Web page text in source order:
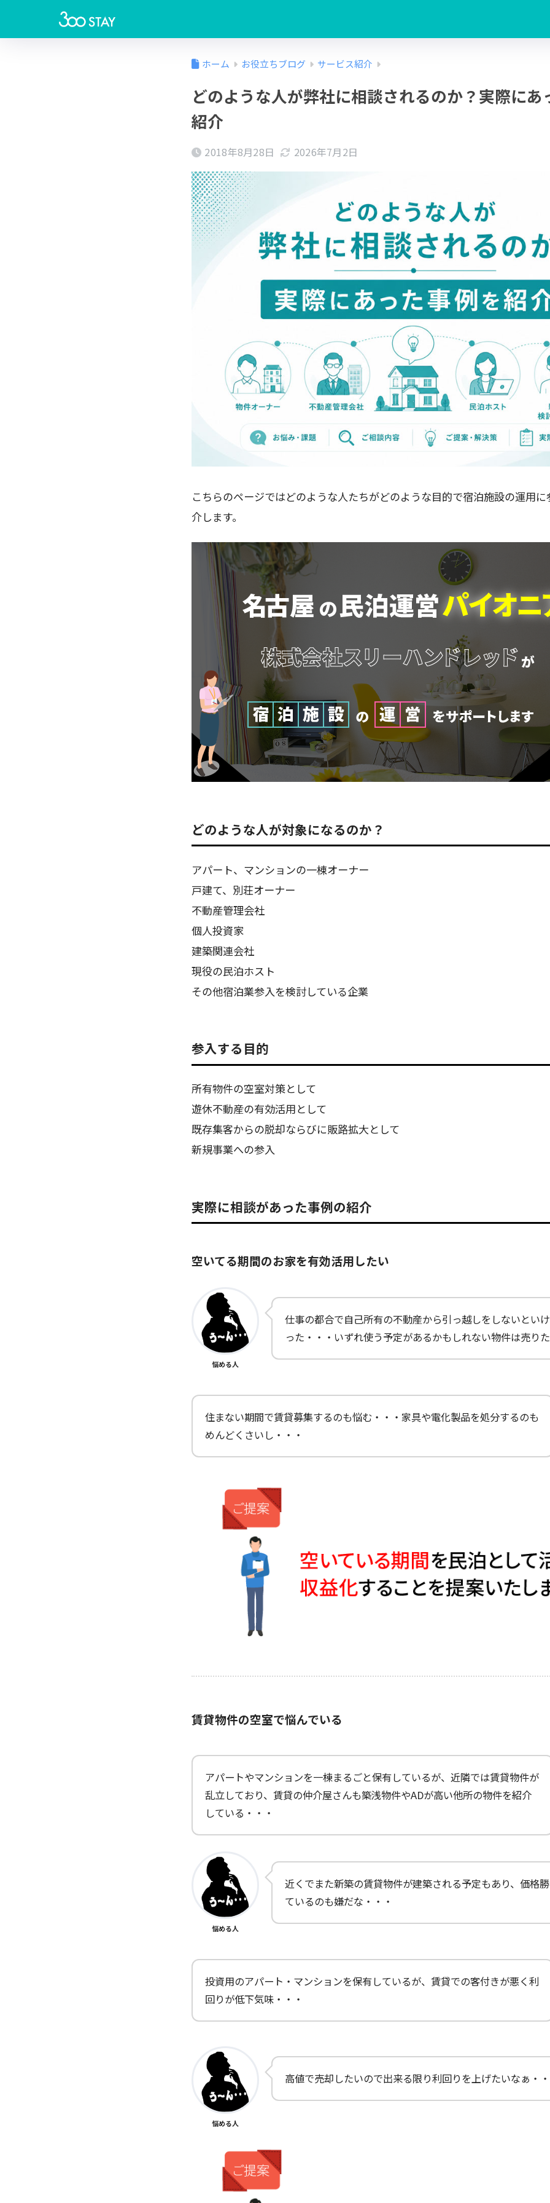
ホーム お役立ちブログ サービス紹介
どのような人が弊社に相談されるのか？実際にあ
紹介
2018年8月28日 2026年7月2日
こちらのページではどのような人たちがどのような目的で宿泊施設の運用
介します。
どのような人が対象になるのか？
アパート、マンションの一棟オーナー
戸建て、別荘オーナー
不動産管理会社
個人投資家
建築関連会社
現役の民泊ホスト
その他宿泊業参入を検討している企業
参入する目的
所有物件の空室対策として
遊休不動産の有効活用として
既存集客からの脱却ならびに販路拡大として
新規事業への参入
実際に相談があった事例の紹介
空いてる期間のお家を有効活用したい
悩める人
仕事の都合で自己所有の不動産から引っ越しをしないとい
った・・・いずれ使う予定があるかもしれない物件は売り
住まない期間で賃貸募集するのも悩む・・・家具や電化製品を処分するのも
めんどくさいし・・・
賃貸物件の空室で悩んでいる
アパートやマンションを一棟まるごと保有しているが、近隣では賃貸物件が
乱立しており、賃貸の仲介屋さんも築浅物件やADが高い他所の物件を紹介
している・・・
悩める人
近くでまた新築の賃貸物件が建築される予定もあり、価格
ているのも嫌だな・・・
投資用のアパート・マンションを保有しているが、賃貸での客付きが悪く利
回りが低下気味・・・
悩める人
高値で売却したいので出来る限り利回りを上げたいなぁ・